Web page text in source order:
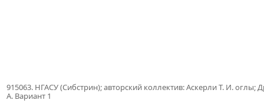
915063. НГАСУ (Сибстрин); авторский коллектив: Аскерли Т. И.
А. Вариант 1